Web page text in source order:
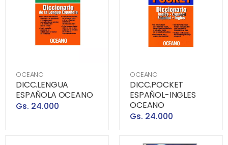
OCEANO
DICC.LENGUA
ESPAÑOLA OCEANO
Gs. 24.000
OCEANO
DICC.POCKET
ESPAÑOL-INGLES
OCEANO
Gs. 24.000